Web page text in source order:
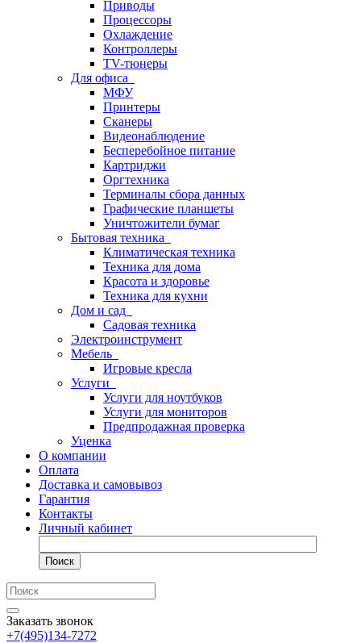
Приводы
Процессоры
Охлаждение
Контроллеры
TV-тюнеры
Для офиса
МФУ
Принтеры
Сканеры
Видеонаблюдение
Бесперебойное питание
Картриджи
Оргтехника
Терминалы сбора данных
Графические планшеты
Уничтожители бумаг
Бытовая техника
Климатическая техника
Техника для дома
Красота и здоровье
Техника для кухни
Дом и сад
Садовая техника
Электроинструмент
Мебель
Игровые кресла
Услуги
Услуги для ноутбуков
Услуги для мониторов
Предпродажная проверка
Уценка
О компании
Оплата
Доставка и самовывоз
Гарантия
Контакты
Личный кабинет
Поиск
Заказать звонок
+7(495)134-7272